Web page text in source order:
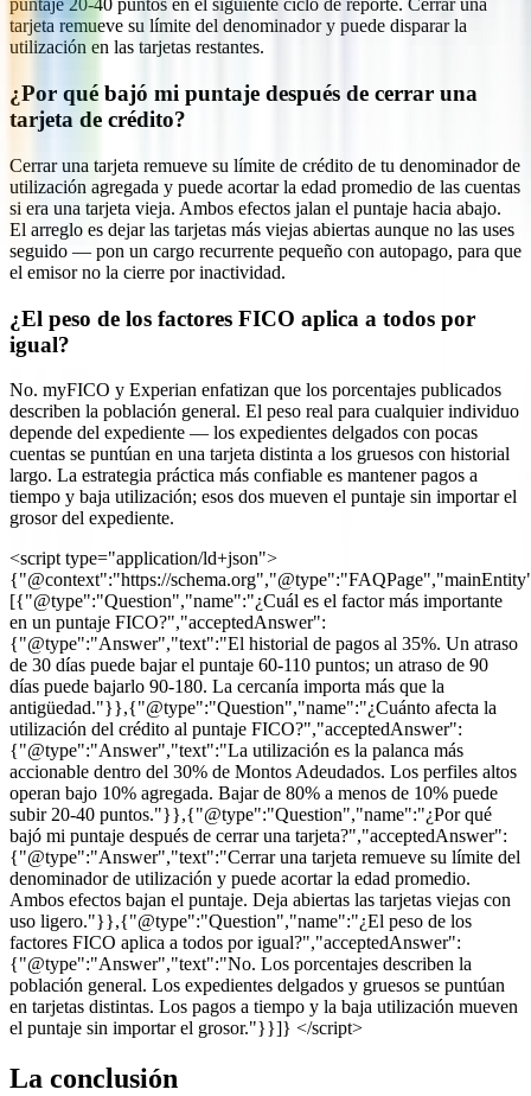
puntaje 20-40 puntos en el siguiente ciclo de reporte. Cerrar una
tarjeta remueve su límite del denominador y puede disparar la
utilización en las tarjetas restantes.
¿Por qué bajó mi puntaje después de cerrar una
tarjeta de crédito?
Cerrar una tarjeta remueve su límite de crédito de tu denominador de
utilización agregada y puede acortar la edad promedio de las cuentas
si era una tarjeta vieja. Ambos efectos jalan el puntaje hacia abajo.
El arreglo es dejar las tarjetas más viejas abiertas aunque no las uses
seguido — pon un cargo recurrente pequeño con autopago, para que
el emisor no la cierre por inactividad.
¿El peso de los factores FICO aplica a todos por
igual?
No. myFICO y Experian enfatizan que los porcentajes publicados
describen la población general. El peso real para cualquier individuo
depende del expediente — los expedientes delgados con pocas
cuentas se puntúan en una tarjeta distinta a los gruesos con historial
largo. La estrategia práctica más confiable es mantener pagos a
tiempo y baja utilización; esos dos mueven el puntaje sin importar el
grosor del expediente.
<script type="application/ld+json">
{"@context":"https://
[{"@type":"Question","name":"¿Cuál es el factor más importante
en un puntaje FICO?","acceptedAnswer":
{"@type":"Answer","text":"El historial de pagos al 35%. Un atraso
de 30 días puede bajar el puntaje 60-110 puntos; un atraso de 90
días puede bajarlo 90-180. La cercanía importa más que la
antigüedad."}},{"@type":"Question","name":"¿Cuánto afecta la
utilización del crédito al puntaje FICO?","acceptedAnswer":
{"@type":"Answer","text":"La utilización es la palanca más
accionable dentro del 30% de Montos Adeudados. Los perfiles altos
operan bajo 10% agregada. Bajar de 80% a menos de 10% puede
subir 20-40 puntos."}},{"@type":"Question","name":"¿Por qué
bajó mi puntaje después de cerrar una tarjeta?","acceptedAnswer":
{"@type":"Answer","text":"Cerrar una tarjeta remueve su límite del
denominador de utilización y puede acortar la edad promedio.
Ambos efectos bajan el puntaje. Deja abiertas las tarjetas viejas con
uso ligero."}},{"@type":"Question","name":"¿El peso de los
factores FICO aplica a todos por igual?","acceptedAnswer":
{"@type":"Answer","text":"No. Los porcentajes describen la
población general. Los expedientes delgados y gruesos se puntúan
en tarjetas distintas. Los pagos a tiempo y la baja utilización mueven
el puntaje sin importar el grosor."}}]} </script>
La conclusión